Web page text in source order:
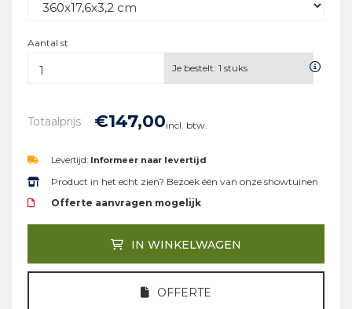
Aantal st
Je bestelt: 1 stuks
Totaalprijs €147,00incl. btw.
Levertijd: Informeer naar levertijd
Product in het echt zien? Bezoek één van onze showtuinen
Offerte aanvragen mogelijk
IN WINKELWAGEN
OFFERTE